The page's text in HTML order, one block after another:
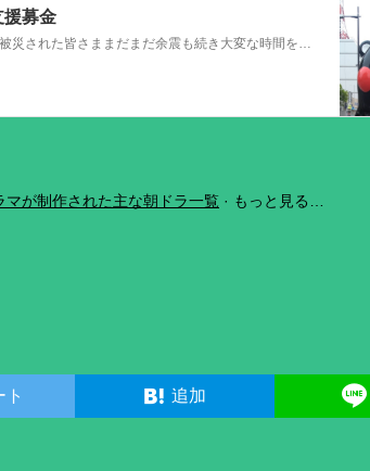
援募金
今回の熊本を震源とする地震で被災された皆さままだまだ余震も続き大変な時間を過ごされていると思います。心よりお見舞い申し上げます
マが制作された主な朝ドラ一覧 もっと見る…
ト 追加